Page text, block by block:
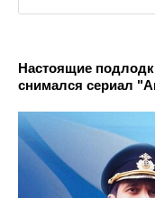
Настоящие
снимался сериал